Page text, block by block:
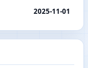
2025-11-01